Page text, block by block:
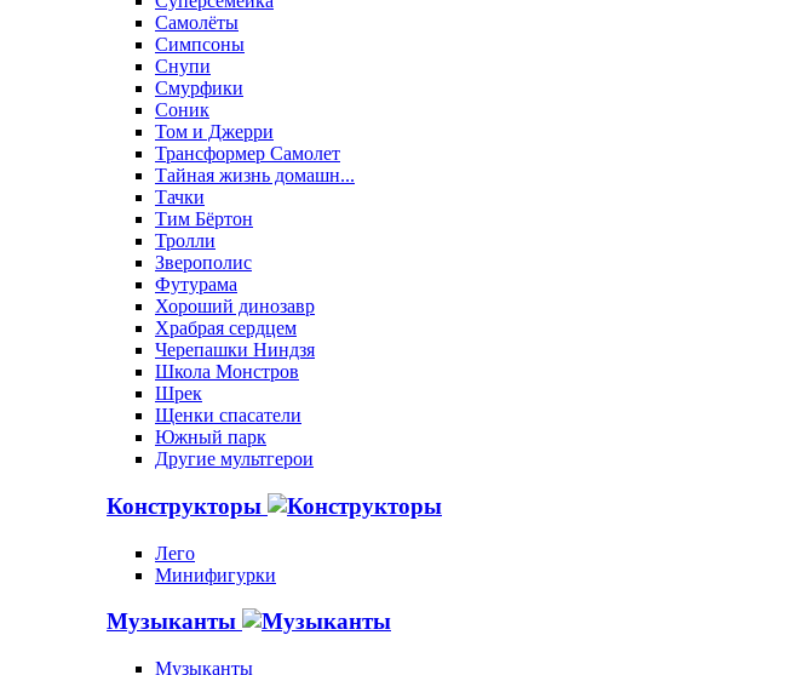
Самолёты
Симпсоны
Снупи
Смурфики
Соник
Том и Джерри
Трансформер Самолет
Тайная жизнь домашн...
Тачки
Тим Бёртон
Тролли
Зверополис
Футурама
Хороший динозавр
Храбрая сердцем
Черепашки Ниндзя
Школа Монстров
Шрек
Щенки спасатели
Южный парк
Другие мультгерои
Конструкторы
Лего
Минифигурки
Музыканты
Музыканты